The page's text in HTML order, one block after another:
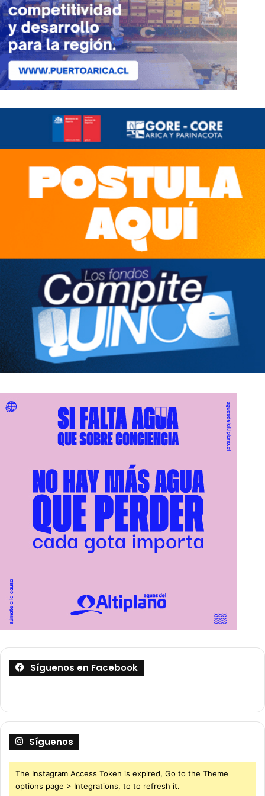
Síguenos en Facebook
Síguenos
The Instagram Access Token is expired, Go to the Theme
options page > Integrations, to to refresh it.